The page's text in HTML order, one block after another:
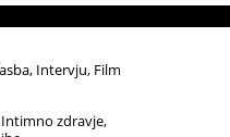
Intervju Film
Intimno zdravje